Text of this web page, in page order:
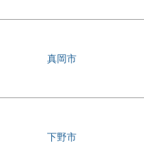
真岡市
下野市